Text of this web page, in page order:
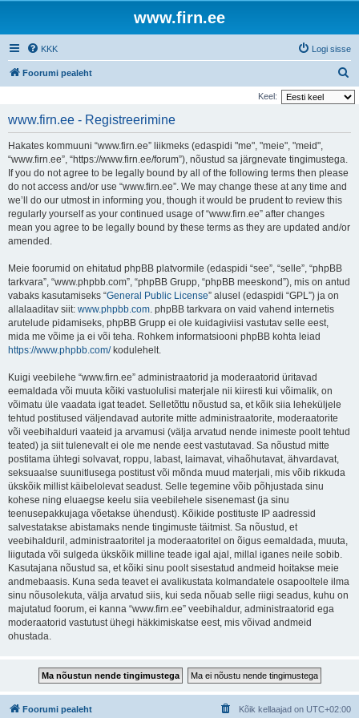
www.firn.ee
KKK Logi sisse
Foorumi pealeht
t
Keel:
www.firn.ee - Registreerimine
Hakates kommuuni “www.firn.ee” liikmeks (edaspidi "me", "meie", "meid",
“www.firn.ee”, “https://www.firn.ee/forum”), nõustud sa järgnevate tingimustega.
If you do not agree to be legally bound by all of the following terms then please
do not access and/or use “www.firn.ee”. We may change these at any time and
we’ll do our utmost in informing you, though it would be prudent to review this
regularly yourself as your continued usage of “www.firn.ee” after changes
mean you agree to be legally bound by these terms as they are updated and/or
amended.
Meie foorumid on ehitatud phpBB platvormile (edaspidi “see”, “selle”, “phpBB
tarkvara”, “www.phpbb.com”, “phpBB Grupp, “phpBB meeskond”), mis on antud
vabaks kasutamiseks “General Public License” alusel (edaspidi “GPL”) ja on
allalaaditav siit: www.phpbb.com. phpBB tarkvara on vaid vahend internetis
arutelude pidamiseks, phpBB Grupp ei ole kuidagiviisi vastutav selle eest,
mida me võime ja ei või teha. Rohkem informatsiooni phpBB kohta leiad
https://www.phpbb.com/kodulehelt.
Kuigi veebilehe “www.firn.ee” administraatorid ja moderaatorid üritavad
eemaldada või muuta kõiki vastuolulisi materjale nii kiiresti kui võimalik, on
võimatu üle vaadata igat teadet. Selletõttu nõustud sa, et kõik siia leheküljele
tehtud postitused väljendavad autorite mitte administraatorite, moderaatorite
või veebihalduri vaateid ja arvamusi (välja arvatud nende inimeste poolt tehtud
teated) ja siit tulenevalt ei ole me nende eest vastutavad. Sa nõustud mitte
postitama ühtegi solvavat, roppu, labast, laimavat, vihaõhutavat, ähvardavat,
seksuaalse suunitlusega postitust või mõnda muud materjali, mis võib rikkuda
ükskõik millist käibelolevat seadust. Selle tegemine võib põhjustada sinu
kohese ning eluaegse keelu siia veebilehele sisenemast (ja sinu
teenusepakkujaga võetakse ühendust). Kõikide postituste IP aadressid
salvestatakse abistamaks nende tingimuste täitmist. Sa nõustud, et
veebihalduril, administraatoritel ja moderaatoritel on õigus eemaldada, muuta,
liigutada või sulgeda ükskõik milline teade igal ajal, millal iganes neile sobib.
Kasutajana nõustud sa, et kõiki sinu poolt sisestatud andmeid hoitakse meie
andmebaasis. Kuna seda teavet ei avalikustata kolmandatele osapooltele ilma
sinu nõusolekuta, välja arvatud siis, kui seda nõuab selle riigi seadus, kuhu on
majutatud foorum, ei kanna “www.firn.ee” veebihaldur, administraatorid ega
moderaatorid vastutust ühegi häkkimiskatse eest, mis võivad andmeid
ohustada.
Foorumi pealeht Kõik kellaajad on UTC+02:00